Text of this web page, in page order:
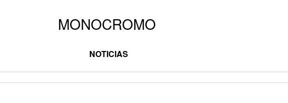
NOTICIAS